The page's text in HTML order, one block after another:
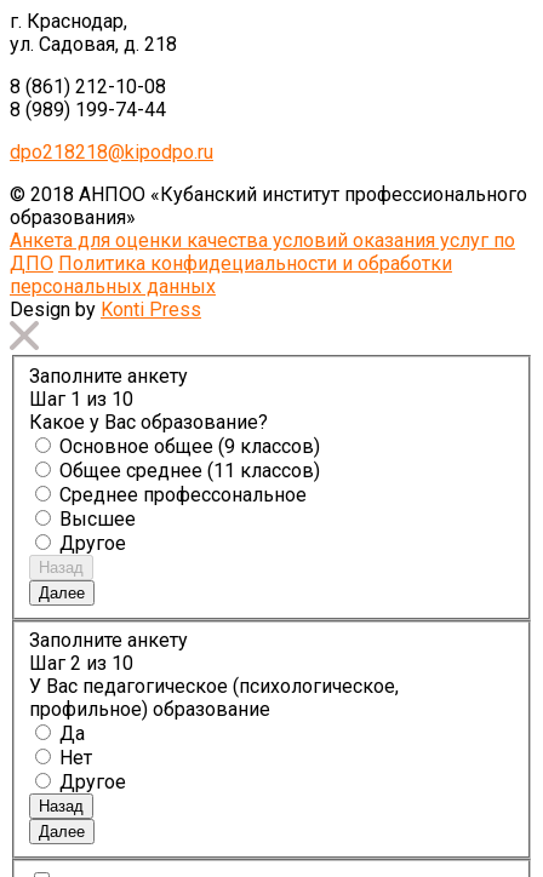
г. Краснодар,
ул. Садовая, д. 218
8 (861) 212-10-08
8 (989) 199-74-44
dpo218218@kipodpo.ru
© 2018 АНПОО «Кубанский институт профессионального
образования»
Анкета для оценки качества условий оказания услуг по
ДПО Политика конфидециальности и обработки
персональных данных
Design by Konti Press
Заполните анкету
Шаг 1 из 10
Какое у Вас образование?
Основное общее (9 классов)
Общее среднее (11 классов)
Среднее профессональное
Высшее
Другое
Назад
Далее
Заполните анкету
Шаг 2 из 10
У Вас педагогическое (психологическое,
профильное) образование
Да
Нет
Другое
Назад
Далее